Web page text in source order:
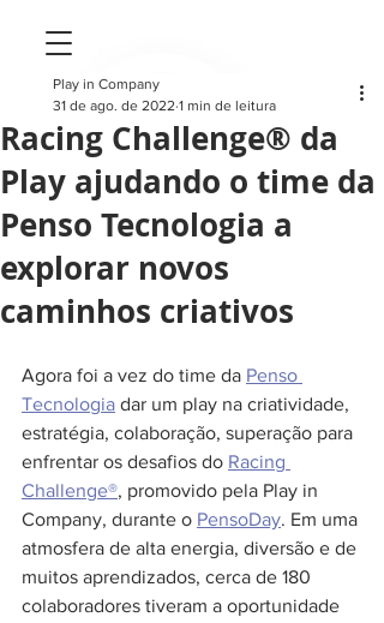
Racing Challenge® da
Play ajudando o time da
Penso Tecnologia a
explorar novos
caminhos criativos
Play in Company
31 de ago. de 2022 1 min de leitura
Agora foi a vez do time da Penso
Tecnologia dar um play na criatividade,
estratégia, colaboração, superação para
enfrentar os desafios do Racing
Challenge®, promovido pela Play in
Company, durante o PensoDay. Em uma
atmosfera de alta energia, diversão e de
muitos aprendizados, cerca de 180
colaboradores tiveram a oportunidade